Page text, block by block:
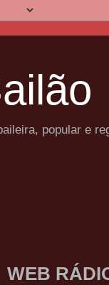
popular e
WEB